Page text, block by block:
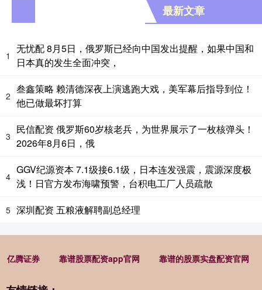
最新文章
1
无忧配 8月5日，俄罗斯已经向中国发出提醒，如果中国和
日本真的发生全面冲突，
2
叁鑫策略 赖清德深夜上演逃跑大戏，美军幕后指导到位！
他已做最坏打算
3
民信配资 俄罗斯60岁核老兵，为世界展示了一枚核弹头！
2026年8月6日，俄
4
GGV纪源资本 7.1级接6.1级，日本连发强震，震源深度极
浅！日官方发布海啸预警，台积电工厂人员疏散
5 深圳配资 五粮液解聘副总经理
亿腾证券 靠谱股票配资app官网 靠谱的股票实盘配资官网